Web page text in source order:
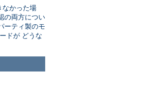
なかった場
の両方につい
ーティ製のモ
ドが どうな